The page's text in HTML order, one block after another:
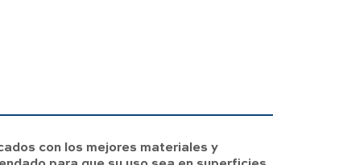
con los mejores materiales y